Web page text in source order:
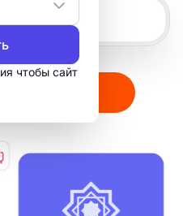
чтобы сайт